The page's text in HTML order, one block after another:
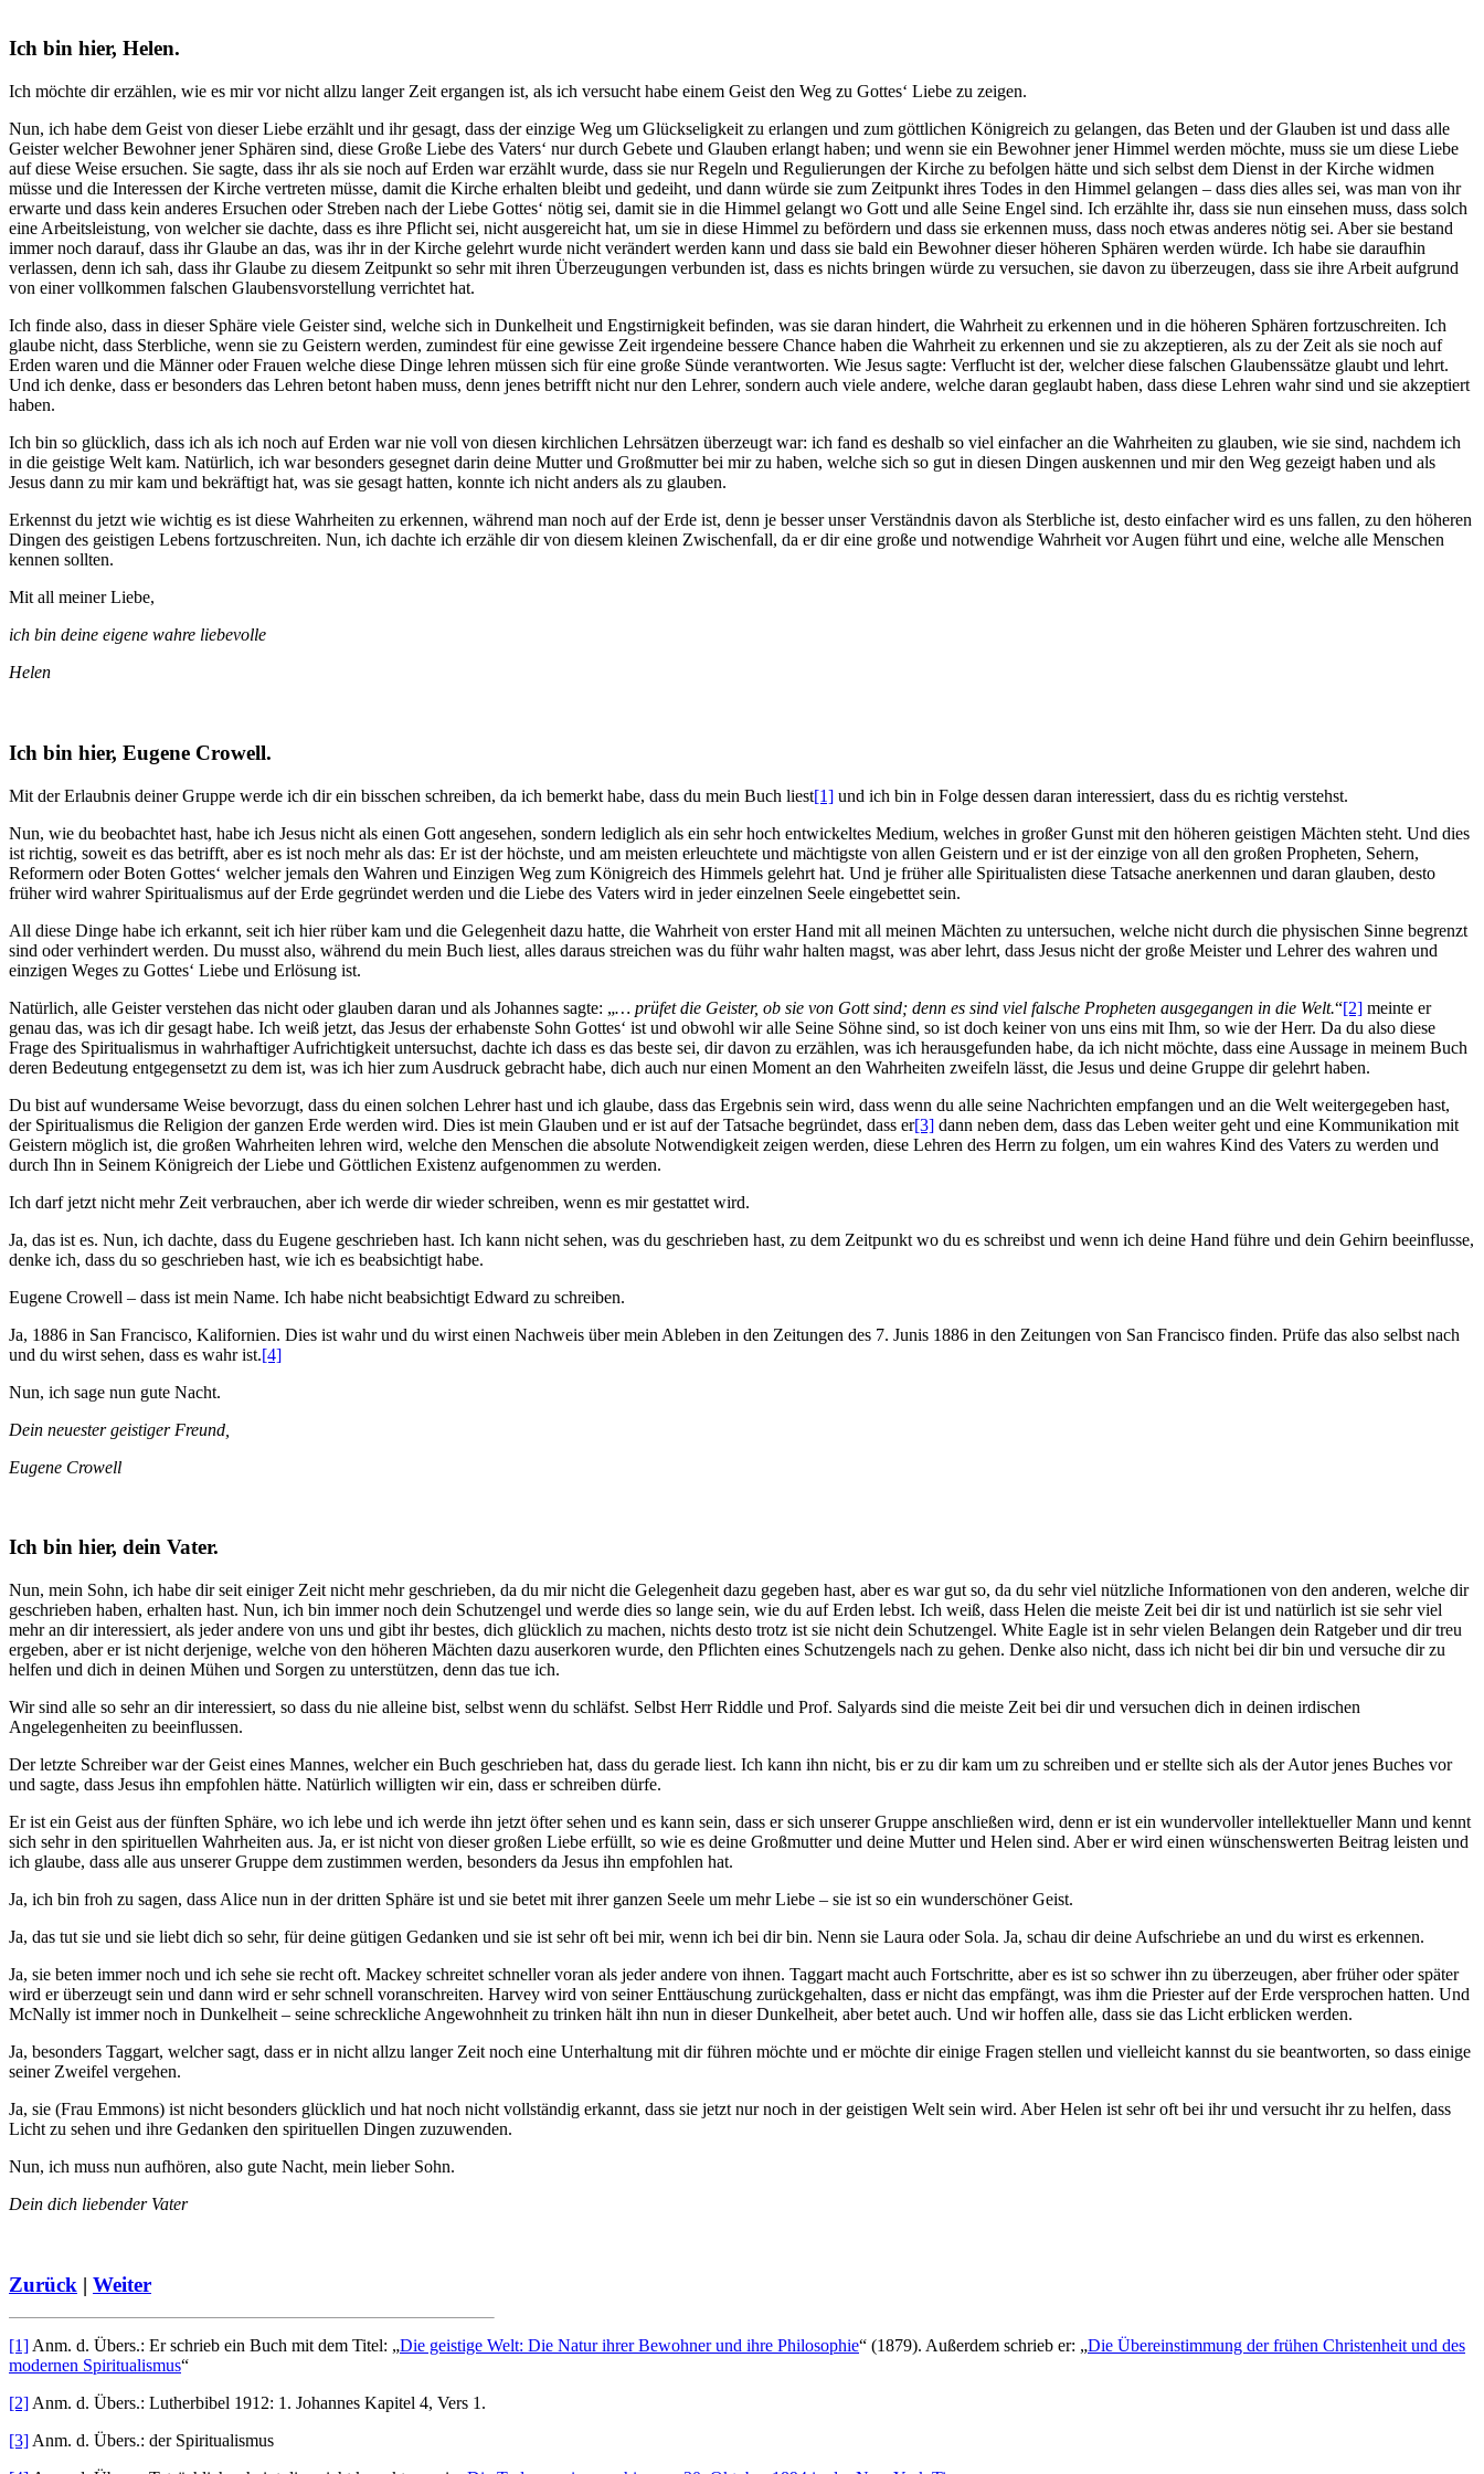
Ich bin hier, Helen.
Ich möchte dir erzählen, wie es mir vor nicht allzu langer Zeit ergangen ist, als ich versucht habe einem Geist den Weg zu Gottes‘ Liebe zu zeigen.
Nun, ich habe dem Geist von dieser Liebe erzählt und ihr gesagt, dass der einzige Weg um Glückseligkeit zu erlangen und zum göttlichen Königreich zu gelangen, das Beten und der Glauben ist und dass alle
Geister welcher Bewohner jener Sphären sind, diese Große Liebe des Vaters‘ nur durch Gebete und Glauben erlangt haben; und wenn sie ein Bewohner jener Himmel werden möchte, muss sie um diese Liebe
auf diese Weise ersuchen. Sie sagte, dass ihr als sie noch auf Erden war erzählt wurde, dass sie nur Regeln und Regulierungen der Kirche zu befolgen hätte und sich selbst dem Dienst in der Kirche widmen
müsse und die Interessen der Kirche vertreten müsse, damit die Kirche erhalten bleibt und gedeiht, und dann würde sie zum Zeitpunkt ihres Todes in den Himmel gelangen – dass dies alles sei, was man von ihr
erwarte und dass kein anderes Ersuchen oder Streben nach der Liebe Gottes‘ nötig sei, damit sie in die Himmel gelangt wo Gott und alle Seine Engel sind. Ich erzählte ihr, dass sie nun einsehen muss, dass solch
eine Arbeitsleistung, von welcher sie dachte, dass es ihre Pflicht sei, nicht ausgereicht hat, um sie in diese Himmel zu befördern und dass sie erkennen muss, dass noch etwas anderes nötig sei. Aber sie bestand
immer noch darauf, dass ihr Glaube an das, was ihr in der Kirche gelehrt wurde nicht verändert werden kann und dass sie bald ein Bewohner dieser höheren Sphären werden würde. Ich habe sie daraufhin
verlassen, denn ich sah, dass ihr Glaube zu diesem Zeitpunkt so sehr mit ihren Überzeugungen verbunden ist, dass es nichts bringen würde zu versuchen, sie davon zu überzeugen, dass sie ihre Arbeit aufgrund
von einer vollkommen falschen Glaubensvorstellung verrichtet hat.
Ich finde also, dass in dieser Sphäre viele Geister sind, welche sich in Dunkelheit und Engstirnigkeit befinden, was sie daran hindert, die Wahrheit zu erkennen und in die höheren Sphären fortzuschreiten. Ich
glaube nicht, dass Sterbliche, wenn sie zu Geistern werden, zumindest für eine gewisse Zeit irgendeine bessere Chance haben die Wahrheit zu erkennen und sie zu akzeptieren, als zu der Zeit als sie noch auf
Erden waren und die Männer oder Frauen welche diese Dinge lehren müssen sich für eine große Sünde verantworten. Wie Jesus sagte: Verflucht ist der, welcher diese falschen Glaubenssätze glaubt und lehrt.
Und ich denke, dass er besonders das Lehren betont haben muss, denn jenes betrifft nicht nur den Lehrer, sondern auch viele andere, welche daran geglaubt haben, dass diese Lehren wahr sind und sie akzeptiert
haben.
Ich bin so glücklich, dass ich als ich noch auf Erden war nie voll von diesen kirchlichen Lehrsätzen überzeugt war: ich fand es deshalb so viel einfacher an die Wahrheiten zu glauben, wie sie sind, nachdem ich
in die geistige Welt kam. Natürlich, ich war besonders gesegnet darin deine Mutter und Großmutter bei mir zu haben, welche sich so gut in diesen Dingen auskennen und mir den Weg gezeigt haben und als
Jesus dann zu mir kam und bekräftigt hat, was sie gesagt hatten, konnte ich nicht anders als zu glauben.
Erkennst du jetzt wie wichtig es ist diese Wahrheiten zu erkennen, während man noch auf der Erde ist, denn je besser unser Verständnis davon als Sterbliche ist, desto einfacher wird es uns fallen, zu den höheren
Dingen des geistigen Lebens fortzuschreiten. Nun, ich dachte ich erzähle dir von diesem kleinen Zwischenfall, da er dir eine große und notwendige Wahrheit vor Augen führt und eine, welche alle Menschen
kennen sollten.
Mit all meiner Liebe,
ich bin deine eigene wahre liebevolle
Helen
Ich bin hier, Eugene Crowell.
Mit der Erlaubnis deiner Gruppe werde ich dir ein bisschen schreiben, da ich bemerkt habe, dass du mein Buch liest[1] und ich bin in Folge dessen daran interessiert, dass du es richtig verstehst.
Nun, wie du beobachtet hast, habe ich Jesus nicht als einen Gott angesehen, sondern lediglich als ein sehr hoch entwickeltes Medium, welches in großer Gunst mit den höheren geistigen Mächten steht. Und dies
ist richtig, soweit es das betrifft, aber es ist noch mehr als das: Er ist der höchste, und am meisten erleuchtete und mächtigste von allen Geistern und er ist der einzige von all den großen Propheten, Sehern,
Reformern oder Boten Gottes‘ welcher jemals den Wahren und Einzigen Weg zum Königreich des Himmels gelehrt hat. Und je früher alle Spiritualisten diese Tatsache anerkennen und daran glauben, desto
früher wird wahrer Spiritualismus auf der Erde gegründet werden und die Liebe des Vaters wird in jeder einzelnen Seele eingebettet sein.
All diese Dinge habe ich erkannt, seit ich hier rüber kam und die Gelegenheit dazu hatte, die Wahrheit von erster Hand mit all meinen Mächten zu untersuchen, welche nicht durch die physischen Sinne begrenzt
sind oder verhindert werden. Du musst also, während du mein Buch liest, alles daraus streichen was du führ wahr halten magst, was aber lehrt, dass Jesus nicht der große Meister und Lehrer des wahren und
einzigen Weges zu Gottes‘ Liebe und Erlösung ist.
Natürlich, alle Geister verstehen das nicht oder glauben daran und als Johannes sagte: „… prüfet die Geister, ob sie von Gott sind; denn es sind viel falsche Propheten ausgegangen in die Welt.“[2] meinte er
genau das, was ich dir gesagt habe. Ich weiß jetzt, das Jesus der erhabenste Sohn Gottes‘ ist und obwohl wir alle Seine Söhne sind, so ist doch keiner von uns eins mit Ihm, so wie der Herr. Da du also diese
Frage des Spiritualismus in wahrhaftiger Aufrichtigkeit untersuchst, dachte ich dass es das beste sei, dir davon zu erzählen, was ich herausgefunden habe, da ich nicht möchte, dass eine Aussage in meinem Buch
deren Bedeutung entgegensetzt zu dem ist, was ich hier zum Ausdruck gebracht habe, dich auch nur einen Moment an den Wahrheiten zweifeln lässt, die Jesus und deine Gruppe dir gelehrt haben.
Du bist auf wundersame Weise bevorzugt, dass du einen solchen Lehrer hast und ich glaube, dass das Ergebnis sein wird, dass wenn du alle seine Nachrichten empfangen und an die Welt weitergegeben hast,
der Spiritualismus die Religion der ganzen Erde werden wird. Dies ist mein Glauben und er ist auf der Tatsache begründet, dass er[3] dann neben dem, dass das Leben weiter geht und eine Kommunikation mit
Geistern möglich ist, die großen Wahrheiten lehren wird, welche den Menschen die absolute Notwendigkeit zeigen werden, diese Lehren des Herrn zu folgen, um ein wahres Kind des Vaters zu werden und
durch Ihn in Seinem Königreich der Liebe und Göttlichen Existenz aufgenommen zu werden.
Ich darf jetzt nicht mehr Zeit verbrauchen, aber ich werde dir wieder schreiben, wenn es mir gestattet wird.
Ja, das ist es. Nun, ich dachte, dass du Eugene geschrieben hast. Ich kann nicht sehen, was du geschrieben hast, zu dem Zeitpunkt wo du es schreibst und wenn ich deine Hand führe und dein Gehirn beeinflusse,
denke ich, dass du so geschrieben hast, wie ich es beabsichtigt habe.
Eugene Crowell – dass ist mein Name. Ich habe nicht beabsichtigt Edward zu schreiben.
Ja, 1886 in San Francisco, Kalifornien. Dies ist wahr und du wirst einen Nachweis über mein Ableben in den Zeitungen des 7. Junis 1886 in den Zeitungen von San Francisco finden. Prüfe das also selbst nach
und du wirst sehen, dass es wahr ist.[4]
Nun, ich sage nun gute Nacht.
Dein neuester geistiger Freund,
Eugene Crowell
Ich bin hier, dein Vater.
Nun, mein Sohn, ich habe dir seit einiger Zeit nicht mehr geschrieben, da du mir nicht die Gelegenheit dazu gegeben hast, aber es war gut so, da du sehr viel nützliche Informationen von den anderen, welche dir
geschrieben haben, erhalten hast. Nun, ich bin immer noch dein Schutzengel und werde dies so lange sein, wie du auf Erden lebst. Ich weiß, dass Helen die meiste Zeit bei dir ist und natürlich ist sie sehr viel
mehr an dir interessiert, als jeder andere von uns und gibt ihr bestes, dich glücklich zu machen, nichts desto trotz ist sie nicht dein Schutzengel. White Eagle ist in sehr vielen Belangen dein Ratgeber und dir treu
ergeben, aber er ist nicht derjenige, welche von den höheren Mächten dazu auserkoren wurde, den Pflichten eines Schutzengels nach zu gehen. Denke also nicht, dass ich nicht bei dir bin und versuche dir zu
helfen und dich in deinen Mühen und Sorgen zu unterstützen, denn das tue ich.
Wir sind alle so sehr an dir interessiert, so dass du nie alleine bist, selbst wenn du schläfst. Selbst Herr Riddle und Prof. Salyards sind die meiste Zeit bei dir und versuchen dich in deinen irdischen
Angelegenheiten zu beeinflussen.
Der letzte Schreiber war der Geist eines Mannes, welcher ein Buch geschrieben hat, dass du gerade liest. Ich kann ihn nicht, bis er zu dir kam um zu schreiben und er stellte sich als der Autor jenes Buches vor
und sagte, dass Jesus ihn empfohlen hätte. Natürlich willigten wir ein, dass er schreiben dürfe.
Er ist ein Geist aus der fünften Sphäre, wo ich lebe und ich werde ihn jetzt öfter sehen und es kann sein, dass er sich unserer Gruppe anschließen wird, denn er ist ein wundervoller intellektueller Mann und kennt
sich sehr in den spirituellen Wahrheiten aus. Ja, er ist nicht von dieser großen Liebe erfüllt, so wie es deine Großmutter und deine Mutter und Helen sind. Aber er wird einen wünschenswerten Beitrag leisten und
ich glaube, dass alle aus unserer Gruppe dem zustimmen werden, besonders da Jesus ihn empfohlen hat.
Ja, ich bin froh zu sagen, dass Alice nun in der dritten Sphäre ist und sie betet mit ihrer ganzen Seele um mehr Liebe – sie ist so ein wunderschöner Geist.
Ja, das tut sie und sie liebt dich so sehr, für deine gütigen Gedanken und sie ist sehr oft bei mir, wenn ich bei dir bin. Nenn sie Laura oder Sola. Ja, schau dir deine Aufschriebe an und du wirst es erkennen.
Ja, sie beten immer noch und ich sehe sie recht oft. Mackey schreitet schneller voran als jeder andere von ihnen. Taggart macht auch Fortschritte, aber es ist so schwer ihn zu überzeugen, aber früher oder später
wird er überzeugt sein und dann wird er sehr schnell voranschreiten. Harvey wird von seiner Enttäuschung zurückgehalten, dass er nicht das empfängt, was ihm die Priester auf der Erde versprochen hatten. Und
McNally ist immer noch in Dunkelheit – seine schreckliche Angewohnheit zu trinken hält ihn nun in dieser Dunkelheit, aber betet auch. Und wir hoffen alle, dass sie das Licht erblicken werden.
Ja, besonders Taggart, welcher sagt, dass er in nicht allzu langer Zeit noch eine Unterhaltung mit dir führen möchte und er möchte dir einige Fragen stellen und vielleicht kannst du sie beantworten, so dass einige
seiner Zweifel vergehen.
Ja, sie (Frau Emmons) ist nicht besonders glücklich und hat noch nicht vollständig erkannt, dass sie jetzt nur noch in der geistigen Welt sein wird. Aber Helen ist sehr oft bei ihr und versucht ihr zu helfen, dass
Licht zu sehen und ihre Gedanken den spirituellen Dingen zuzuwenden.
Nun, ich muss nun aufhören, also gute Nacht, mein lieber Sohn.
Dein dich liebender Vater
Zurück | Weiter
[1] Anm. d. Übers.: Er schrieb ein Buch mit dem Titel: „Die geistige Welt: Die Natur ihrer Bewohner und ihre Philosophie“ (1879). Außerdem schrieb er: „Die Übereinstimmung der frühen Christenheit und des
modernen Spiritualismus“
[2] Anm. d. Übers.: Lutherbibel 1912: 1. Johannes Kapitel 4, Vers 1.
[3] Anm. d. Übers.: der Spiritualismus